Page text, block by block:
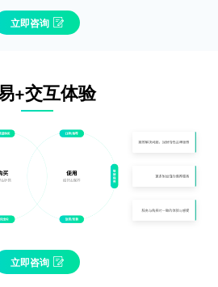
立即咨询
+交互体验
立即咨询